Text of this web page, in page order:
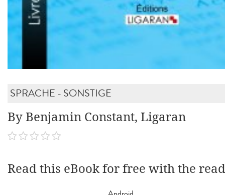
SPRACHE - SONSTIGE
By Benjamin Constant, Ligaran
Read this eBook for free with the